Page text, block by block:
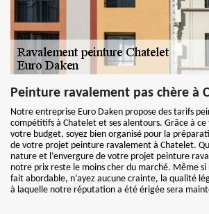
Peinture ravalement pas chère à
Notre entreprise Euro Daken propose des tarifs
compétitifs à Chatelet et ses alentours. Grâce à
votre budget, soyez bien organisé pour la
de votre projet peinture ravalement à Chatelet.
nature et l’envergure de votre projet peinture
notre prix reste le moins cher du marché. Même
fait abordable, n’ayez aucune crainte, la qualité
à laquelle notre réputation a été érigée sera